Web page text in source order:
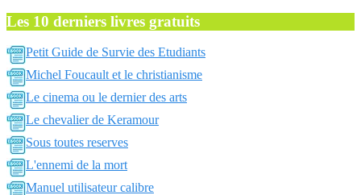
Les 10 derniers livres gratuits
Petit Guide de Survie des Etudiants
Michel Foucault et le christianisme
Le cinema ou le dernier des arts
Le chevalier de Keramour
Sous toutes reserves
L'ennemi de la mort
Manuel utilisateur calibre